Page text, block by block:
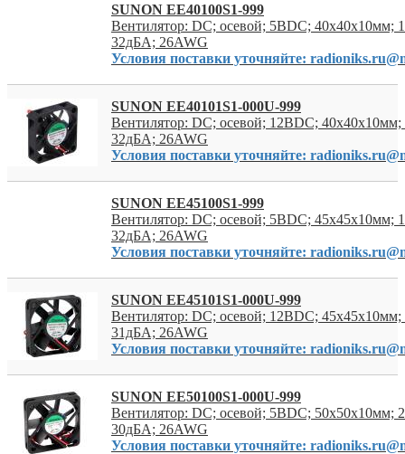
SUNON EE40100S1-999
Вентилятор: DC; осевой; 5ВDC; 40x40x10мм;
32дБА; 26AWG
Условия поставки уточняйте:
SUNON EE40101S1-000U-999
Вентилятор: DC; осевой; 12ВDC; 40x40x10мм;
32дБА; 26AWG
Условия поставки уточняйте:
SUNON EE45100S1-999
Вентилятор: DC; осевой; 5ВDC; 45x45x10мм;
32дБА; 26AWG
Условия поставки уточняйте:
SUNON EE45101S1-000U-999
Вентилятор: DC; осевой; 12ВDC; 45x45x10мм;
31дБА; 26AWG
Условия поставки уточняйте:
SUNON EE50100S1-000U-999
Вентилятор: DC; осевой; 5ВDC; 50x50x10мм;
30дБА; 26AWG
Условия поставки уточняйте: